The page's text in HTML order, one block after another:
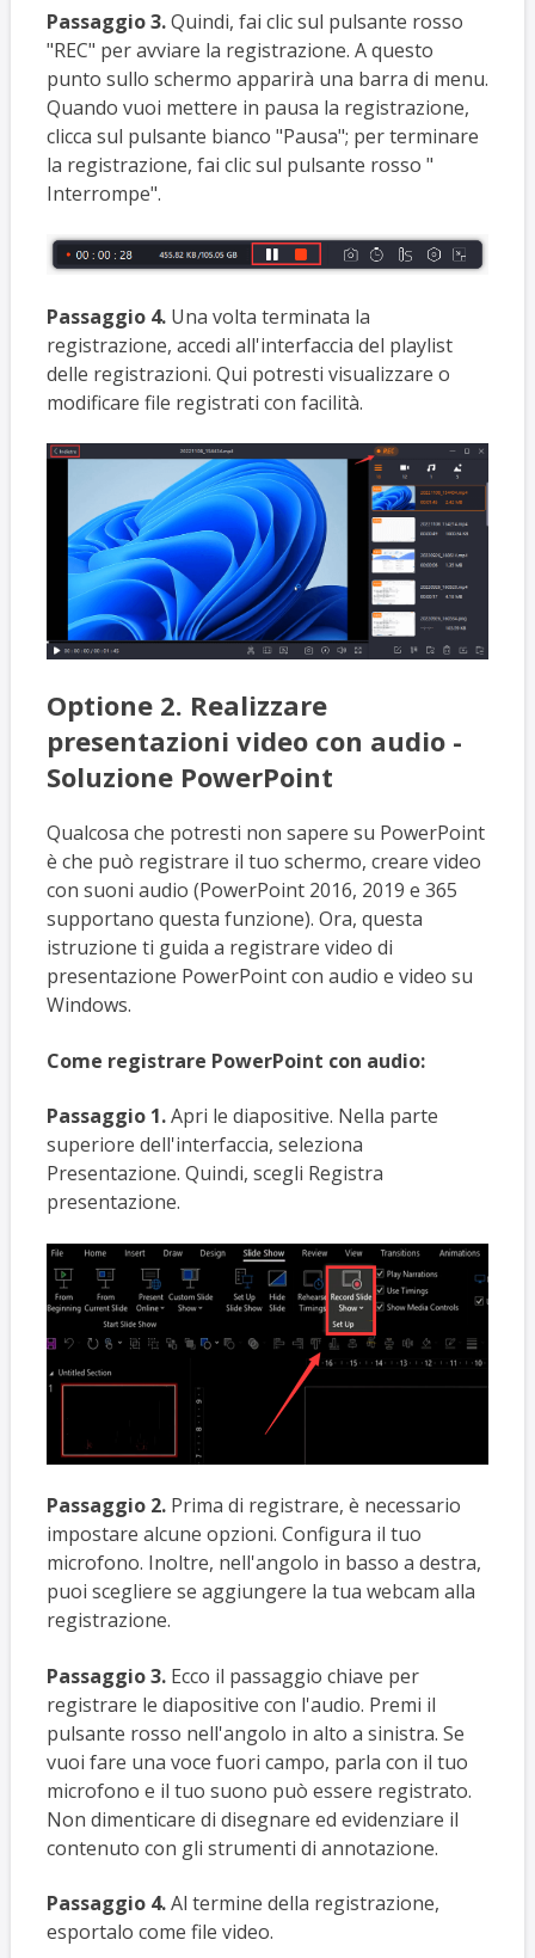
Passaggio 3.Quindi, fai clic sul pulsante rosso
"REC" per avviare la registrazione. A questo
punto sullo schermo apparirà una barra di menu.
Quando vuoi mettere in pausa la registrazione,
clicca sul pulsante bianco "Pausa"; per terminare
la registrazione, fai clic sul pulsante rosso "
Interrompe".
Passaggio 4. Una volta terminata la
registrazione, accedi all'interfaccia del playlist
delle registrazioni. Qui potresti visualizzare o
modificare file registrati con facilità.
Optione 2. Realizzare
presentazioni video con audio -
Soluzione PowerPoint
Qualcosa che potresti non sapere su PowerPoint
è che può registrare il tuo schermo, creare video
con suoni audio (PowerPoint 2016, 2019 e 365
supportano questa funzione). Ora, questa
istruzione ti guida a registrare video di
presentazione PowerPoint con audio e video su
Windows.
Come registrare PowerPoint con audio:
Passaggio 1.Apri le diapositive. Nella parte
superiore dell'interfaccia, seleziona
Presentazione. Quindi, scegli Registra
presentazione.
Passaggio 2. Prima di registrare, è necessario
impostare alcune opzioni. Configura il tuo
microfono. Inoltre, nell'angolo in basso a destra,
puoi scegliere se aggiungere la tua webcam alla
registrazione.
Passaggio 3. Ecco il passaggio chiave per
registrare le diapositive con l'audio. Premi il
pulsante rosso nell'angolo in alto a sinistra. Se
vuoi fare una voce fuori campo, parla con il tuo
microfono e il tuo suono può essere registrato.
Non dimenticare di disegnare ed evidenziare il
contenuto con gli strumenti di annotazione.
Passaggio 4.Al termine della registrazione,
esportalo come file video.